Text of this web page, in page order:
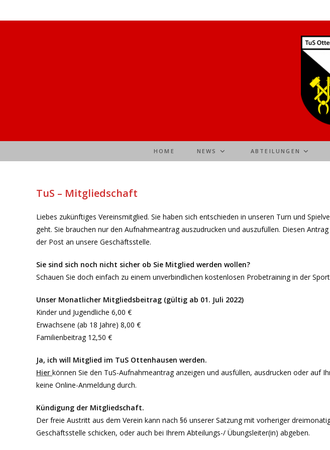
Inhalt
HOME NEWS ABTEILUNGEN
TuS – Mitgliedschaft
Liebes zukünftiges Vereinsmitglied. Sie haben sich entschieden in unseren Turn und
geht. Sie brauchen nur den Aufnahmeantrag auszudrucken und auszufüllen. Diesen
der Post an unsere Geschäftsstelle.
Sie sind sich noch nicht sicher ob Sie Mitglied werden wollen?
Schauen Sie doch einfach zu einem unverbindlichen kostenlosen Probetraining in der
Unser Monatlicher Mitgliedsbeitrag (gültig ab 01. Juli 2022)
Kinder und Jugendliche 6,00 €
Erwachsene (ab 18 Jahre) 8,00 €
Familienbeitrag 12,50 €
Ja, ich will Mitglied im TuS Ottenhausen werden.
Hier können Sie den TuS-Aufnahmeantrag anzeigen und ausfüllen, ausdrucken oder auf
keine Online-Anmeldung durch.
Kündigung der Mitgliedschaft.
Der freie Austritt aus dem Verein kann nach §6 unserer Satzung mit vorheriger
Geschäftsstelle schicken, oder auch bei Ihrem Abteilungs-/ Übungsleiter(in) abgeben.